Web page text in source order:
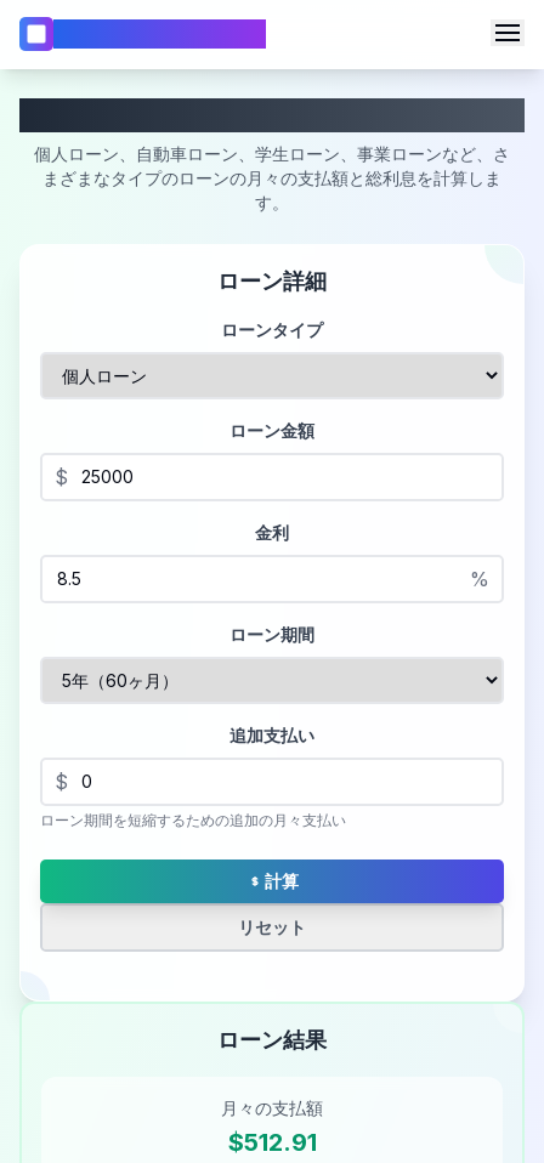
📏BMI計算機
📅 日付計算機
住宅ローン計算機
個人ローン、自動車ローン、学生ローン、事業ローンなど、さ
まざまなタイプのローンの月々の支払額と総利息を計算しま
す。
ローン詳細
ローンタイプ
ローン金額
$
金利
%
ローン期間
追加支払い
$
ローン期間を短縮するための追加の月々支払い
計算
リセット
ローン結果
月々の支払額
$512.91